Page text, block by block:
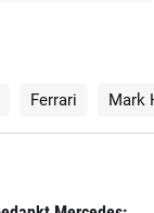
Ferrari Mark